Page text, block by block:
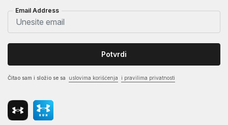
Email Address
Potvrdi
Čitao sam i složio se sa uslovima korišćenja i pravilima privatnosti